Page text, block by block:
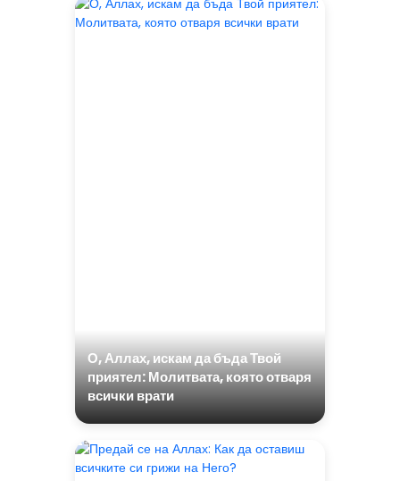
О, Аллах, искам да бъда Твой
приятел: Молитвата, която отваря
всички врати